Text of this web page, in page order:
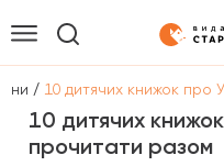
/ 10 дитячих книжок про
10 дитячих
прочитати разом